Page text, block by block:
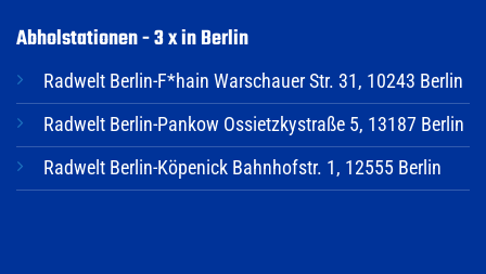
Abholstationen - 3 x in Berlin
Radwelt Berlin-F*hain Warschauer Str. 31, 10243 Berlin
Radwelt Berlin-Pankow Ossietzkystraße 5, 13187 Berlin
Radwelt Berlin-Köpenick Bahnhofstr. 1, 12555 Berlin